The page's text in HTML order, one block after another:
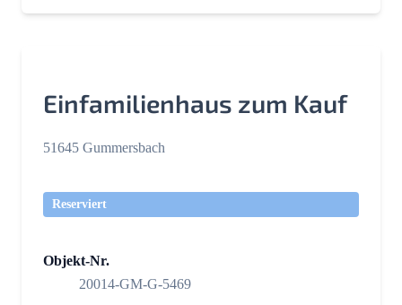
Einfamilienhaus zum Kauf
51645 Gummersbach
Reserviert
Objekt-Nr.
20014-GM-G-5469